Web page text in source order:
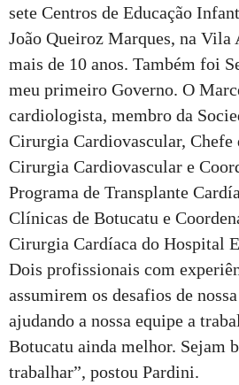
sete Centros de Educação
João Queiroz Marques, na Vila
mais de 10 anos. Também foi
meu primeiro Governo. O
cardiologista, membro da
Cirurgia Cardiovascular, Chefe
Cirurgia Cardiovascular e
Programa de Transplante
Clínicas de Botucatu e
Cirurgia Cardíaca do Hospital
Dois profissionais com
assumirem os desafios de
ajudando a nossa equipe a
Botucatu ainda melhor. Sejam
trabalhar”, postou Pardini.